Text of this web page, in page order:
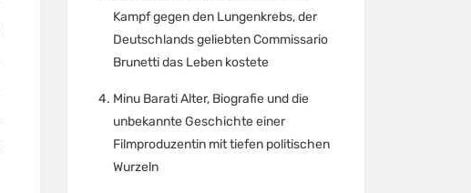
Kampf gegen den Lungenkrebs, der
Deutschlands geliebten Commissario
Brunetti das Leben kostete
Minu Barati Alter, Biografie und die
unbekannte Geschichte einer
Filmproduzentin mit tiefen politischen
Wurzeln